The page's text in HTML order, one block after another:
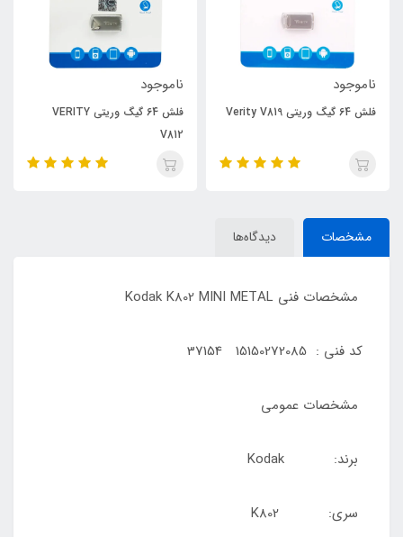
ناموجود
فلش 64 گیگ وریتی Verity V819
ناموجود
فلش 64 گیگ وریتی VERITY
V812
مشخصات دیدگاه‌ها
مشخصات فنی Kodak K802 MINI METAL
کد فنی : 15150272085 37154
مشخصات عمومی
برند: Kodak
سری: K802